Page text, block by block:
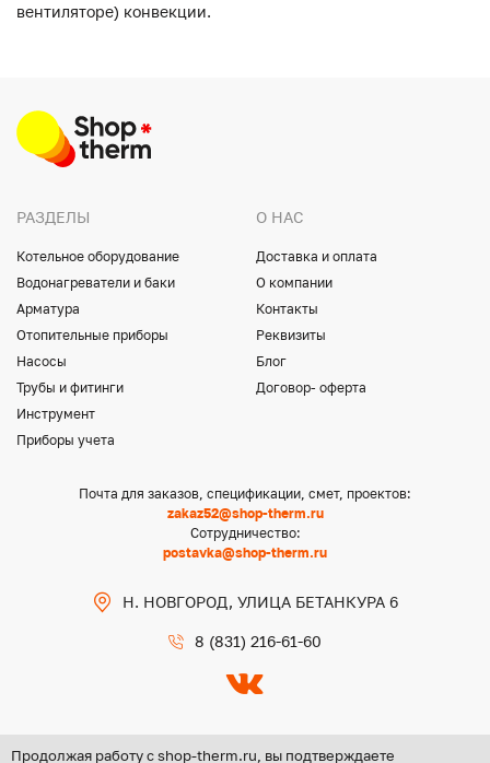
вентиляторе) конвекции.
РАЗДЕЛЫ
Котельное оборудование
Водонагреватели и баки
Арматура
Отопительные приборы
Насосы
Трубы и фитинги
Инструмент
Приборы учета
О НАС
Доставка и оплата
О компании
Контакты
Реквизиты
Блог
Договор- оферта
Почта для заказов, спецификации, смет, проектов:
zakaz52@shop-therm.ru
Сотрудничество:
postavka@shop-therm.ru
Н. НОВГОРОД, УЛИЦА БЕТАНКУРА 6
8 (831) 216-61-60
Продолжая работу с shop-therm.ru, вы подтверждаете